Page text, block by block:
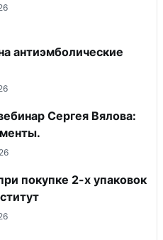
антиэмболические
Сергея Вялова:
покупке 2-х упаковок